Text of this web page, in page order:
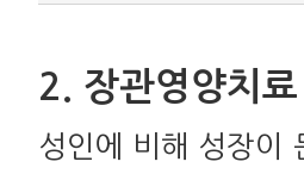
2. 장관영양치료
성인에 비해 성장이